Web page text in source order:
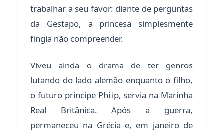
trabalhar a seu favor: diante de perguntas
da Gestapo, a princesa simplesmente
fingia não compreender.
Viveu ainda o drama de ter genros
lutando do lado alemão enquanto o filho,
o futuro príncipe Philip, servia na Marinha
Real Britânica. Após a guerra,
permaneceu na Grécia e, em janeiro de